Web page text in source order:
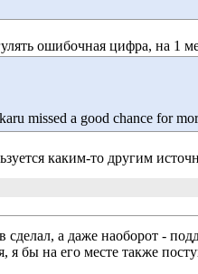
ошибочная цифра, на 1
missed a good chance for
каким-то другим
а даже наоборот -
я бы на его месте также